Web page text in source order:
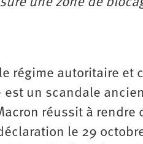
régime autoritaire et
un scandale
réussit à
le 29